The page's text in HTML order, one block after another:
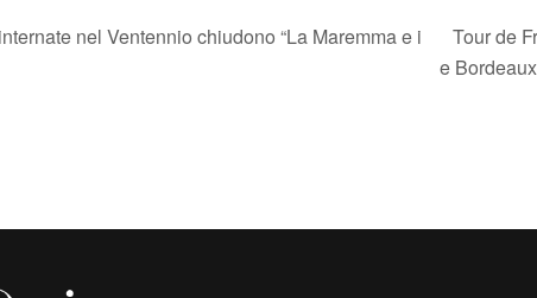
nel Ventennio chiudono “La Maremma e i
Tour de
e Bordeaux